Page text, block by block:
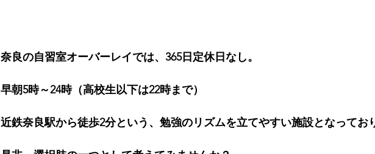
奈良の自習室オーバーレイでは、365日定休日なし。
早朝5時～24時（高校生以下は22時まで）
近鉄奈良駅から徒歩2分という、勉強のリズムを立てやすい施設となってお